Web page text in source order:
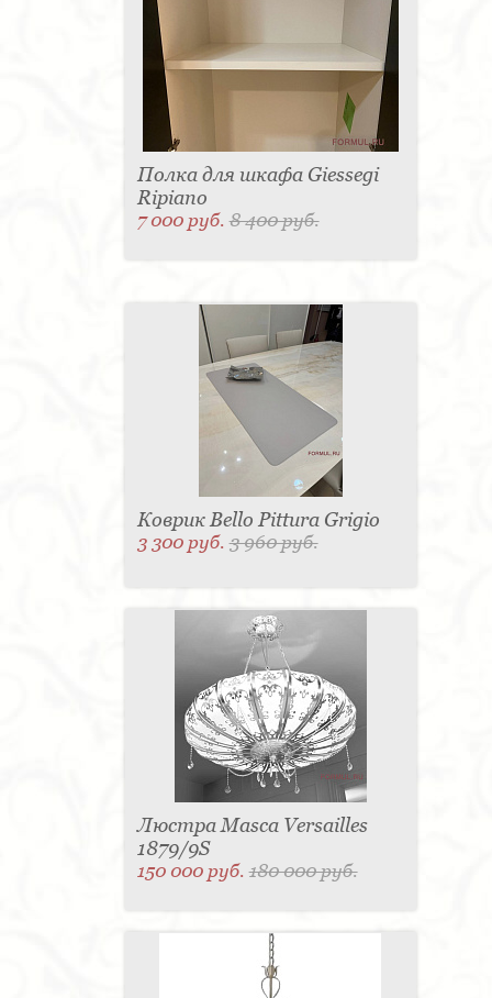
Полка для шкафа Giessegi
Ripiano
7 000 руб.8 400 руб.
Коврик Bello Pittura Grigio
3 300 руб.3 960 руб.
Люстра Masca Versailles
1879/9S
150 000 руб.180 000 руб.